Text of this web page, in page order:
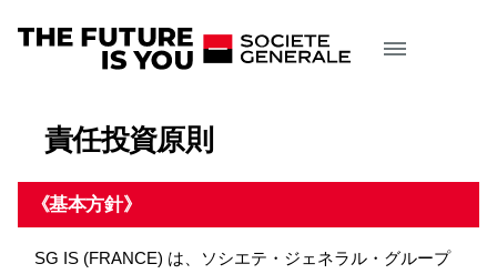
責任投資原則
《基本方針》
SG IS (FRANCE) は、ソシエテ・ジェネラル・グループ